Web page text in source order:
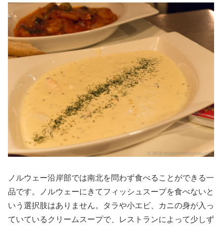
ノルウェー沿岸部では南北を問わず食べることができる一
品です。ノルウェーにきてフィッシュスープを食べないと
いう選択肢はありません。タラや小エビ、カニの身が入っ
ていているクリームスープで、レストランによって少しず